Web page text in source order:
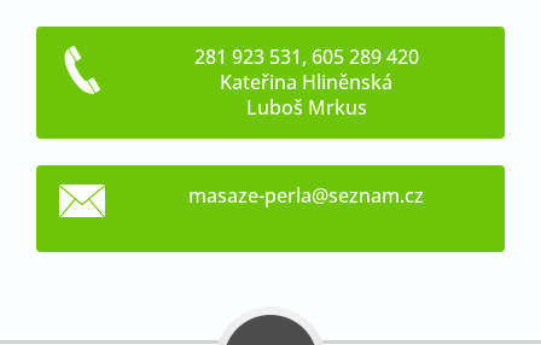
281 923 531, 605 289 420
Kateřina Hliněnská
Luboš Mrkus
masaze-perla@seznam.cz